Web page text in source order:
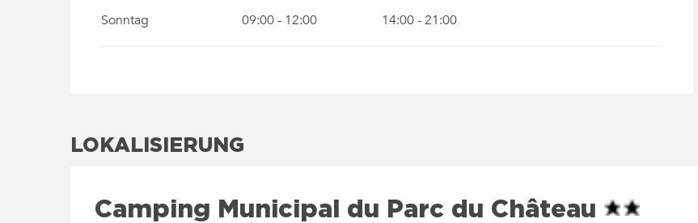
Sonntag 09:00 - 12:00 14:00 - 21:00
LOKALISIERUNG
Camping Municipal du Parc du Château